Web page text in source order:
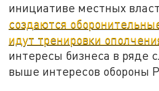
инициативе местных
создаются
идут тренировки
интересы бизнеса в ряде
выше интересов обороны